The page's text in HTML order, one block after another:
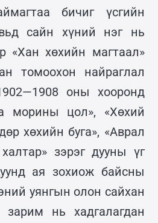
бичиг үсгийн
сайн хүний нэг нь
«Хан хөхийн магтаал»
томоохон найраглал
оны хооронд
морины цол», «Хөхий
хөхийн буга», «Аврал
зэрэг дууны үг
ая зохиож байсны
уянгын олон сайхан
нь хадгалагдан